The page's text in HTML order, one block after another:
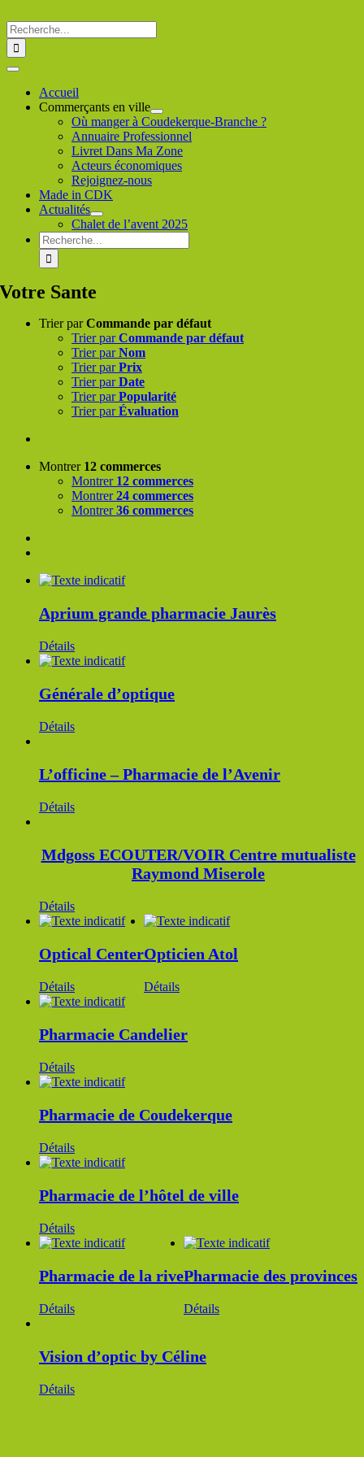
au
contenu
Rechercher
:
Toggle
NavigationAccueil
Commerçants en ville
Où manger à Coudekerque-Branche ?
Annuaire Professionnel
Livret Dans Ma Zone
Acteurs économiques
Rejoignez-nous
Made in CDK
Actualités
Chalet de l’avent 2025
Rechercher
:
Votre Sante
Trier parCommande par défaut
Trier parCommande par défaut
Trier parNom
Trier parPrix
Trier parDate
Trier parPopularité
Trier parÉvaluation
Montrer 12 commerces
Montrer 12 commerces
Montrer24 commerces
Montrer36 commerces
Aprium grande pharmacie Jaurès
Détails
Générale d’optique
Détails
L’officine – Pharmacie de l’Avenir
Détails
Mdgoss ECOUTER/VOIR Centre mutualiste
Raymond Miserole
Détails
Optical Center
Détails
Opticien Atol
Détails
Pharmacie Candelier
Détails
Pharmacie de Coudekerque
Détails
Pharmacie de l’hôtel de ville
Détails
Pharmacie de la rive
Détails
Pharmacie des provinces
Détails
Vision d’optic by Céline
Détails